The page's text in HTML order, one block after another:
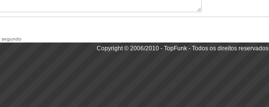
segundo
Copyright © 2006/2010 - TopFunk - Todos os direitos reservados